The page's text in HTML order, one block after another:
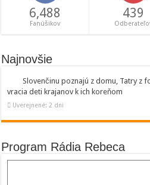
6,488
Fanúšikov
439
Najnovšie
Slovenčinu poznajú z domu, Tatry z
vracia deti krajanov k ich koreňom
Uverejnené: 2 dni
Program Rádia Rebeca